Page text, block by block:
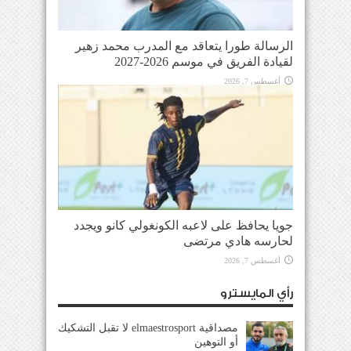
الرسالة طورا يتعاقد مع المدرب محمد زهير
لقيادة الفريق في موسم 2026-2027
أغسطس 7, 2026
جويا يحافظ على لاعبه الكونغولي كانو ويجدد
لحارسه هادي مرتضى
أغسطس 7, 2026
رأي المايسترو
مصداقية elmaestrosport لا تقبل التشكيك
أو التوهين